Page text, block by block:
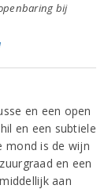
bij
en een open
en een subtiele
mond is de wijn
en een
aan